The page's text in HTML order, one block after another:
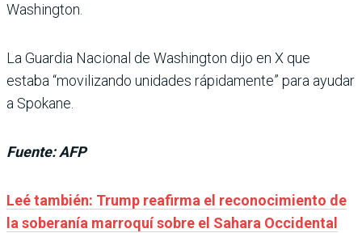
Washington.
La Guardia Nacional de Washington dijo en X que
estaba “movilizando unidades rápidamente” para ayudar
a Spokane.
Fuente: AFP
Leé también: Trump reafirma el reconocimiento de
la soberanía marroquí sobre el Sahara Occidental